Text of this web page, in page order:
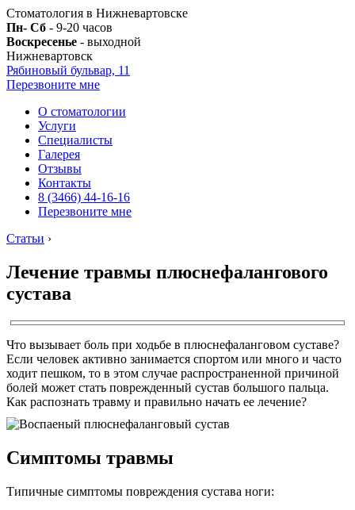
Стоматология в Нижневартовске
Пн- Сб - 9-20 часов
Воскресенье - выходной
Нижневартовск
Рябиновый бульвар, 11
Перезвоните мне
О стоматологии
Услуги
Специалисты
Галерея
Отзывы
Контакты
8 (3466) 44-16-16
Перезвоните мне
Статьи ›
Лечение травмы плюснефалангового
сустава
Что вызывает боль при ходьбе в плюснефаланговом суставе?
Если человек активно занимается спортом или много и часто
ходит пешком, то в этом случае распространенной причиной
болей может стать поврежденный сустав большого пальца.
Как распознать травму и правильно начать ее лечение?
Симптомы травмы
Типичные симптомы повреждения сустава ноги: